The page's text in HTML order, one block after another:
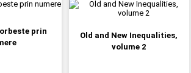
prin
Old and New Inequalities,
volume 2